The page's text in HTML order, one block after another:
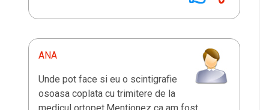
ANA
Unde pot face si eu o scintigrafie
osoasa coplata cu trimitere de la